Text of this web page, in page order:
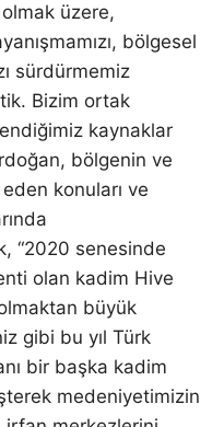
üzere,
bölgesel
sürdürmemiz
Bizim ortak
kaynaklar
bölgenin ve
konuları ve
“2020 senesinde
olan kadim Hive
büyük
gibi bu yıl Türk
bir başka kadim
medeniyetimizin